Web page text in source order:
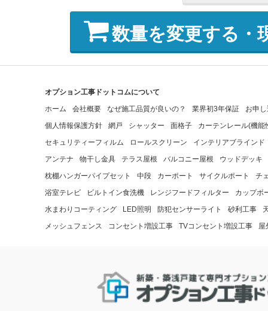
数量を変更する・
オプション工事ドットコムについて
ホーム
会社概要 なぜ施工品質が良いの？ 業界初3年保証
お申
個人情報保護方針
網戸 シャッター 面格子
カーテンレール(機能
セキュリティーフィルム
ロールスクリーン
インテリアブラインド
アンテナ
物干し金具 テラス屋根 バルコニー屋根
ウッドデッキ
枕棚ハンガーパイプセット
中段 カーポート サイクルポート
チ
浴室テレビ
ビルトイン食洗機 レンジフードフィルター
カップボ
水まわりコーティング
LED照明 防犯センサーライト 砂利工事
メッシュフェンス
コンセント増設工事 TVコンセント増設工事 屋